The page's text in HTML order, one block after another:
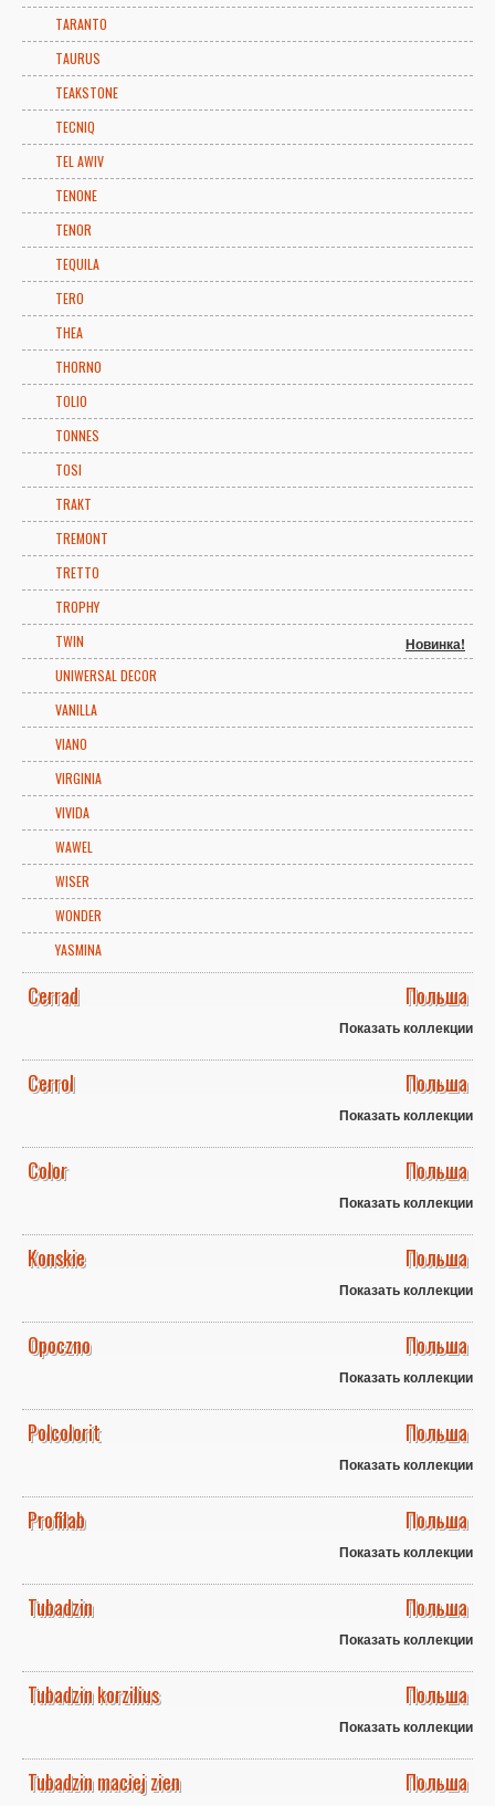
TARANTO
TAURUS
TEAKSTONE
TECNIQ
TEL AWIV
TENONE
TENOR
TEQUILA
TERO
THEA
THORNO
TOLIO
TONNES
TOSI
TRAKT
TREMONT
TRETTO
TROPHY
TWIN
Новинка!
UNIWERSAL DECOR
VANILLA
VIANO
VIRGINIA
VIVIDA
WAWEL
WISER
WONDER
YASMINA
Cerrad Польша
Показать коллекции
Cerrol Польша
Показать коллекции
Color Польша
Показать коллекции
Konskie Польша
Показать коллекции
Opoczno Польша
Показать коллекции
Polcolorit Польша
Показать коллекции
Profilab Польша
Показать коллекции
Tubadzin Польша
Показать коллекции
Tubadzin korzilius Польша
Показать коллекции
Tubadzin maciej zien Польша